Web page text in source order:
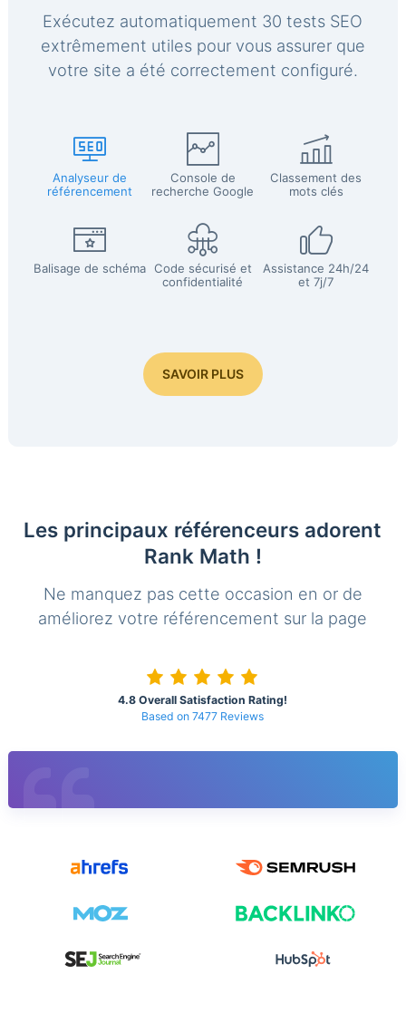
Exécutez automatiquement 30 tests SEO
extrêmement utiles pour vous assurer que
votre site a été correctement configuré.
Analyseur de
référencement
Console de
recherche Google
Classement des
mots clés
Balisage de schéma Code sécurisé et
confidentialité
Assistance 24h/24
et 7j/7
SAVOIR PLUS
Les principaux référenceurs adorent
Rank Math !
Ne manquez pas cette occasion en or de
améliorez votre référencement sur la page
4.8 Overall Satisfaction Rating!
Based on 7477 Reviews